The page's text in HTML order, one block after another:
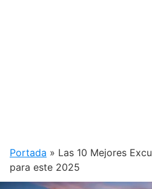
Portada » Las 10 Mejores
para este 2025